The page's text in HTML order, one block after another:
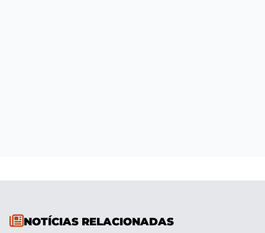
NOTÍCIAS RELACIONADAS